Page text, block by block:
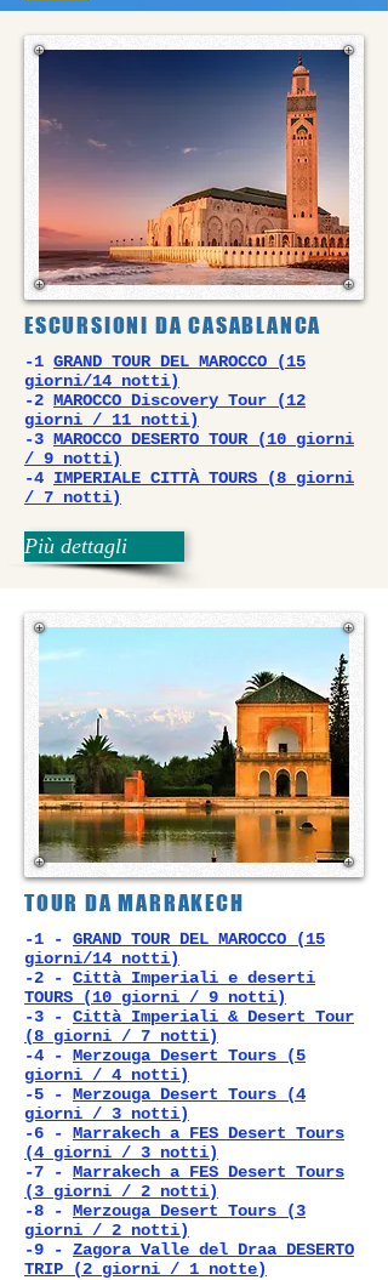
ESCURSIONI DA CASABLANCA
-1 GRAND TOUR DEL MAROCCO (15
giorni/14 notti)
-2 MAROCCO Discovery Tour (12
giorni / 11 notti)
-3 MAROCCO DESERTO TOUR (10 giorni
/ 9 notti)
-4 IMPERIALE CITTÀ TOURS (8 giorni
/ 7 notti)
Più dettagli
TOUR DA MARRAKECH
-1 - GRAND TOUR DEL MAROCCO (15
giorni/14 notti)
-2
- Città Imperiali e deserti
TOURS (10 giorni / 9 notti)
-3 - Città Imperiali & Desert Tour
(8 giorni / 7 notti)
-4 - Merzouga Desert Tours (5
giorni / 4 notti)
-5 - Merzouga Desert Tours (4
giorni / 3 notti)
-6 - Marrakech a FES Desert Tours
(4 giorni / 3 notti)
-7 - Marrakech a FES Desert Tours
(3 giorni / 2 notti)
-8 - Merzouga Desert Tours (3
giorni / 2 notti)
-9 - Zagora Valle del Draa DESERTO
TRIP (2 giorni / 1 notte)